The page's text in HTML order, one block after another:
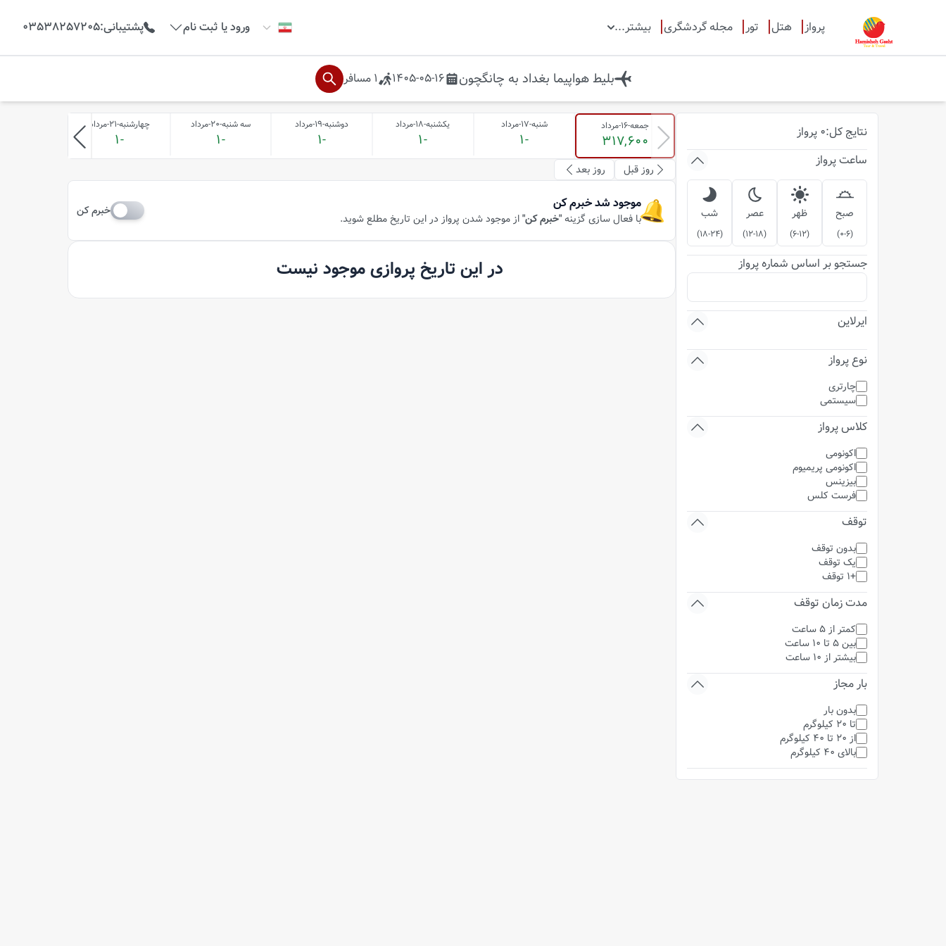
پرواز هتل تور مجله گردشگری بیشتر... ورود یا ثبت نام پشتیبانی:
03538257205
بلیط هواپیما بغداد به چانگچون 1405-05-16
1 مسافر
نتایج کل:
0 پرواز
ساعت پرواز
صبح
(
0-6
)
ظهر
(
6-12
)
عصر
(
12-18
)
شب
(
18-24
)
جستجو بر اساس شماره پرواز
ایرلاین
نوع پرواز
چارتری
سیستمی
کلاس پرواز
اکونومی
اکونومی پریمیوم
بیزینس
فرست کلس
توقف
بدون توقف
یک توقف
+1 توقف
مدت زمان توقف
کمتر از 5 ساعت
بین 5 تا 10 ساعت
بیشتر از 10 ساعت
بار مجاز
بدون بار
تا 20 کیلوگرم
از 20 تا 40 کیلوگرم
بالای 40 کیلوگرم
جمعه-16-مرداد
317,600
شنبه-17-مرداد
-1
یکشنبه-18-مرداد
-1
دوشنبه-19-مرداد
-1
سه شنبه-20-مرداد
-1
چهارشنبه-21-مرداد
-1
روز قبل روز بعد
موجود شد خبرم کن
با فعال سازی گزینه"خبرم کن"از موجود شدن پرواز در این تاریخ مطلع شوید.
خبرم کن
در این تاریخ پروازی موجود نیست